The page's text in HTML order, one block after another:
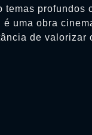
profundos
uma obra
de valorizar